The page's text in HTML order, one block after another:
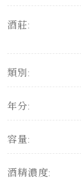
酒莊:
類別:
年分:
容量:
酒精濃度: